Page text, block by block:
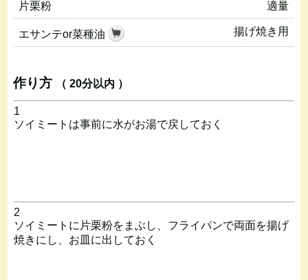
片栗粉
適量
エサンテor菜種油 揚げ焼き用
作り方 （ 20分以内 ）
1
ソイミートは事前に水がお湯で戻しておく
2
ソイミートに片栗粉をまぶし、フライパンで両面を揚げ
焼きにし、お皿に出しておく